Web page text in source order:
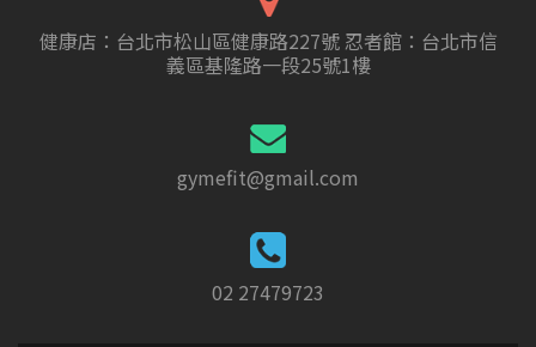
健康店：台北市松山區健康路227號 忍者館：台北市信
義區基隆路一段25號1樓
gymefit@gmail.com
02 27479723